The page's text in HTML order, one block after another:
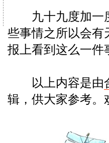
九十九度加一度
些事情之所以会有
报上看到这么一件
以上内容是由
辑，供大家参考。